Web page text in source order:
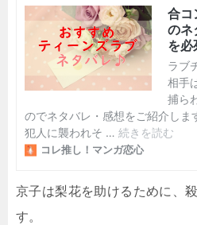
京子は梨花を助けるために、
す。